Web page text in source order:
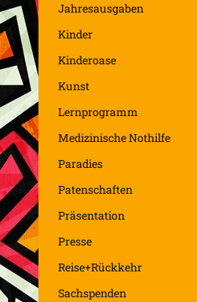
Jahresausgaben
Kinder
Kinderoase
Kunst
Lernprogramm
Medizinische Nothilfe
Paradies
Patenschaften
Präsentation
Presse
Reise+Rückkehr
Sachspenden